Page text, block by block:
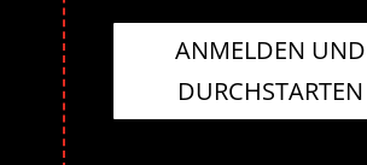
ANMELDEN UND
DURCHSTARTEN